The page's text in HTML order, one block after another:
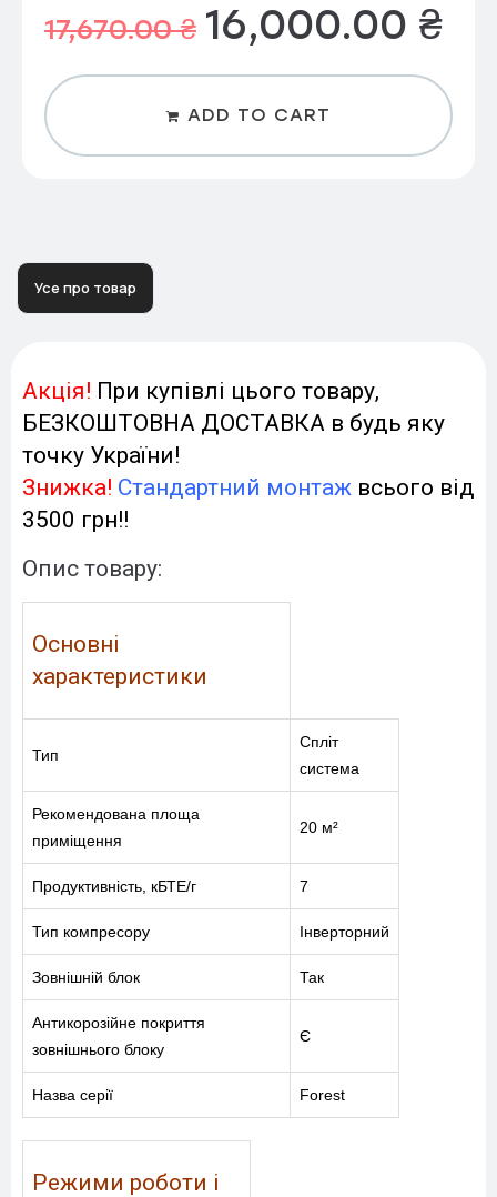
17,670.00₴ 16,000.00 ₴
ADD TO CART
Усе про товар
Акція! При купівлі цього товару,
БЕЗКОШТОВНА ДОСТАВКА в будь яку
точку України!
Знижка! Стандартний монтаж всього від
3500 грн!!
Опис товару:
Основні
характеристики
Тип
Спліт
система
Рекомендована площа
приміщення
20 м²
Продуктивність, кБТЕ/г 7
Тип компресору Інверторний
Зовнішній блок Так
Антикорозійне покриття
зовнішнього блоку
Є
Назва серії Forest
Режими роботи і